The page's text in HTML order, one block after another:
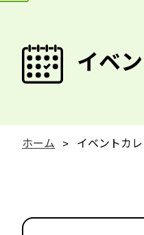
イベ
ホーム イベントカ